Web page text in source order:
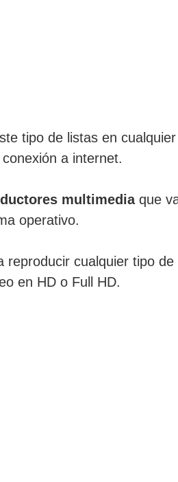
tipo de listas en
a internet.
multimediaque
operativo.
cualquier tipo
en HD o Full HD.